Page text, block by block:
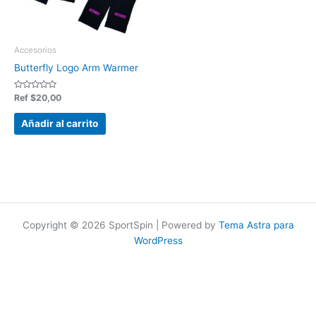
Accesorios
Butterfly Logo Arm Warmer
Valorado
0
Ref $20,00
Añadir al carrito
Copyright © 2026 SportSpin | Powered by Tema Astra para
WordPress